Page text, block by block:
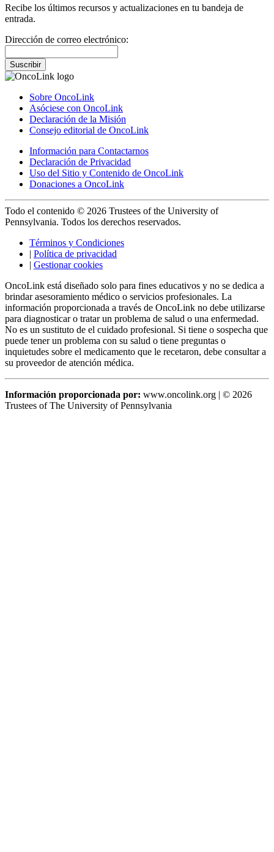
Recibe los últimos recursos y actualizaciones en tu bandeja de
entrada.
Dirección de correo electrónico:
Suscribir
Sobre OncoLink
Asóciese con OncoLink
Declaración de la Misión
Consejo editorial de OncoLink
Información para Contactarnos
Declaración de Privacidad
Uso del Sitio y Contenido de OncoLink
Donaciones a OncoLink
Todo el contenido © 2026 Trustees of the University of
Pennsylvania. Todos los derechos reservados.
Términos y Condiciones
| Política de privacidad
| Gestionar cookies
OncoLink está diseñado solo para fines educativos y no se dedica a
brindar asesoramiento médico o servicios profesionales. La
información proporcionada a través de OncoLink no debe utilizarse
para diagnosticar o tratar un problema de salud o una enfermedad.
No es un sustituto de el cuidado profesional. Si tiene o sospecha que
puede tener un problema con su salud o tiene preguntas o
inquietudes sobre el medicamento que le recetaron, debe consultar a
su proveedor de atención médica.
Información proporcionada por: www.oncolink.org | © 2026
Trustees of The University of Pennsylvania